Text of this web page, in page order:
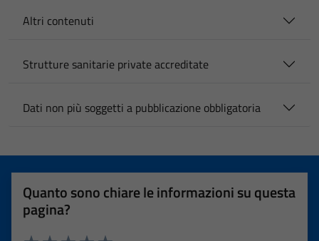
Altri contenuti
Strutture sanitarie private accreditate
Dati non più soggetti a pubblicazione obbligatoria
Quanto sono chiare le informazioni su questa
pagina?